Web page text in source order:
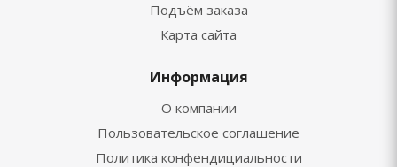
Подъём заказа
Карта сайта
Информация
О компании
Пользовательское соглашение
Политика конфендициальности